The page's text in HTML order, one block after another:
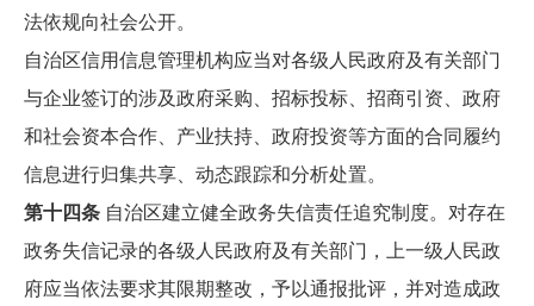
法依规向社会公开。
自治区信用信息管理机构应当对各级人民政府及有关部门
与企业签订的涉及政府采购、招标投标、招商引资、政府
和社会资本合作、产业扶持、政府投资等方面的合同履约
信息进行归集共享、动态跟踪和分析处置。
第十四条 自治区建立健全政务失信责任追究制度。对存在
政务失信记录的各级人民政府及有关部门，上一级人民政
府应当依法要求其限期整改，予以通报批评，并对造成政